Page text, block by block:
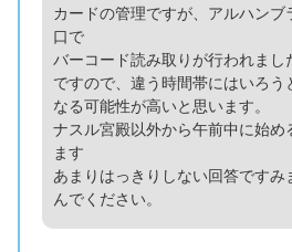
カードの管理ですが、アルハンブ
口で
バーコード読み取りが行われまし
ですので、違う時間帯にはいろう
なる可能性が高いと思います。
ナスル宮殿以外から午前中に始め
ます
あまりはっきりしない回答ですみ
んでください。